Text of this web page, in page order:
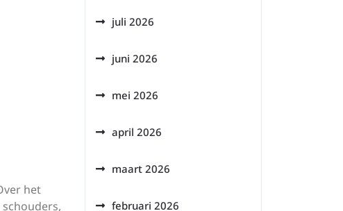
het
juli 2026
juni 2026
mei 2026
april 2026
maart 2026
februari 2026